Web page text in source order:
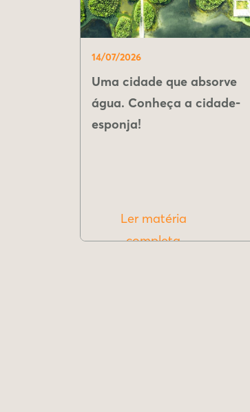
14/07/2026
Uma cidade que absorve
água. Conheça a cidade-
esponja!
Ler matéria
completa